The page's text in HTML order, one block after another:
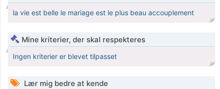
la vie est belle le mariage est le plus beau accouplement
Mine kriterier, der skal respekteres
Ingen kriterier er blevet tilpasset
Lær mig bedre at kende